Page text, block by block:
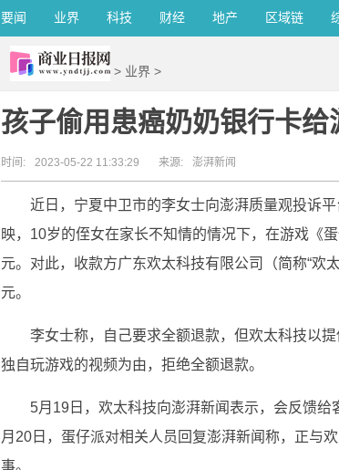
要闻 业界 科技 财经 地产 区域链
> 业界 >
孩子偷用患癌奶奶银行卡
时间: 2023-05-22 11:33:29 来源: 澎湃新闻
近日，宁夏中卫市的李女士向澎湃质量观投诉
映，10岁的侄女在家长不知情的情况下，在游戏《
元。对此，收款方广东欢太科技有限公司（简称“欢
元。
李女士称，自己要求全额退款，但欢太科技以
独自玩游戏的视频为由，拒绝全额退款。
5月19日，欢太科技向澎湃新闻表示，会反馈
月20日，蛋仔派对相关人员回复澎湃新闻称，正与
事。